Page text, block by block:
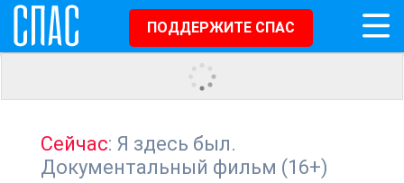
ПОДДЕРЖИТЕ СПАС
Сейчас: Я здесь был.
Документальный фильм (16+)